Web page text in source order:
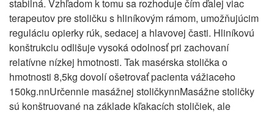
stabilná. Vzhľadom k tomu sa rozhoduje čím ďalej viac
terapeutov pre stoličku s hliníkovým rámom, umožňujúcim
reguláciu opierky rúk, sedacej a hlavovej časti. Hliníkovú
konštrukciu odlišuje vysoká odolnosť pri zachovaní
relatívne nízkej hmotnosti. Tak masérska stolička o
hmotnosti 8,5kg dovolí ošetrovať pacienta vážiaceho
150kg.nnUrčennie masážnej stoličkynnMasážne stoličky
sú konštruované na základe kľakacích stoličiek, ale